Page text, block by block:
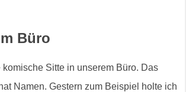
Büro
komische Sitte in unserem Büro. Das
Namen. Gestern zum Beispiel holte ich